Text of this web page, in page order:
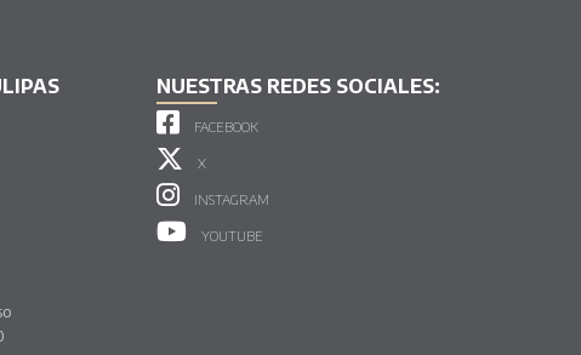
NUESTRAS REDES SOCIALES:
FACEBOOK
X
INSTAGRAM
YOUTUBE